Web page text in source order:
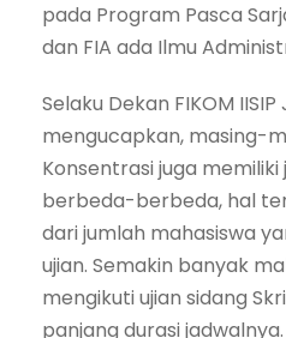
pada Program Pasca
dan FIA ada Ilmu
Selaku Dekan FIKOM
mengucapkan, masing-
Konsentrasi juga memiliki
berbeda-berbeda, hal
dari jumlah mahasiswa
ujian. Semakin banyak
mengikuti ujian sidang
panjang durasi jadwalnya.